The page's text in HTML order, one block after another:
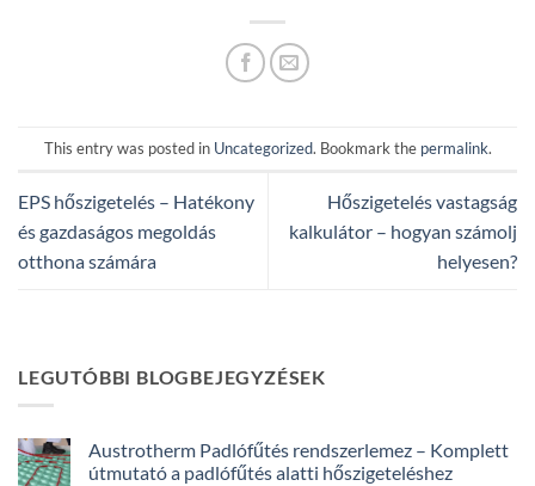
This entry was posted in Uncategorized. Bookmark the permalink.
EPS hőszigetelés – Hatékony
és gazdaságos megoldás
otthona számára
Hőszigetelés vastagság
kalkulátor – hogyan számolj
helyesen?
LEGUTÓBBI BLOGBEJEGYZÉSEK
Austrotherm Padlófűtés rendszerlemez – Komplett
útmutató a padlófűtés alatti hőszigeteléshez